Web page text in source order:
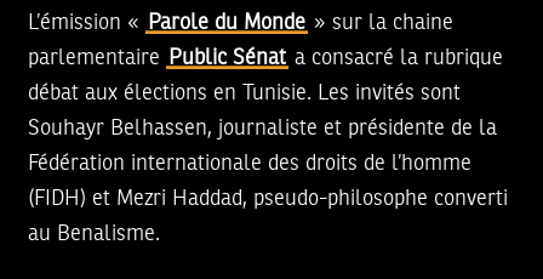
L’émission « Parole du Monde » sur la chaine
parlementaire
Public Sénat a consacré la rubrique
débat aux élections en Tunisie. Les invités sont
Souhayr Belhassen, journaliste et présidente de la
Fédération internationale des droits de l’homme
(FIDH) et Mezri Haddad, pseudo-philosophe converti
au Benalisme.